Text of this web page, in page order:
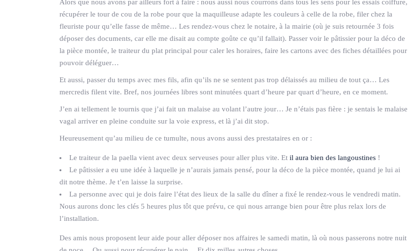
Alors que nous avons par ailleurs fort à faire : nous aussi nous courrons dans tous les sens pour les essais coiffure,
récupérer le tour de cou de la robe pour que la maquilleuse adapte les couleurs à celle de la robe, filer chez la
fleuriste pour qu’elle fasse de même… Les rendez-vous chez le notaire, à la mairie (où je suis retournée 3 fois
déposer des documents, car elle me disait au compte goûte ce qu’il fallait). Passer voir le pâtissier pour la déco de
la pièce montée, le traiteur du plat principal pour caler les horaires, faire les cartons avec des fiches détaillées pour
pouvoir déléguer…
Et aussi, passer du temps avec mes fils, afin qu’ils ne se sentent pas trop délaissés au milieu de tout ça… Les
mercredis filent vite. Bref, nos journées libres sont minutées quart d’heure par quart d’heure, en ce moment.
J’en ai tellement le tournis que j’ai fait un malaise au volant l’autre jour… Je n’étais pas fière : je sentais le malaise
vagal arriver en pleine conduite sur la voie express, et là j’ai dit stop.
Heureusement qu’au milieu de ce tumulte, nous avons aussi des prestataires en or :
Le traiteur de la paella vient avec deux serveuses pour aller plus vite. Et il aura bien des langoustines !
Le pâtissier a eu une idée à laquelle je n’aurais jamais pensé, pour la déco de la pièce montée, quand je lui ai
dit notre thème. Je t’en laisse la surprise.
La personne avec qui je dois faire l’état des lieux de la salle du dîner a fixé le rendez-vous le vendredi matin.
Nous aurons donc les clés 5 heures plus tôt que prévu, ce qui nous arrange bien pour être plus relax lors de
l’installation.
Des amis nous proposent leur aide pour aller déposer nos affaires le samedi matin, là où nous passerons notre nuit